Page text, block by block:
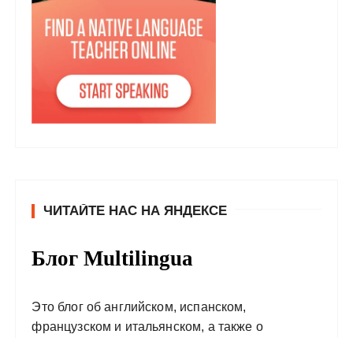
ЧИТАЙТЕ НАС НА ЯНДЕКСЕ
Блог Multilingua
Это блог об английском, испанском,
французском и итальянском, а также о